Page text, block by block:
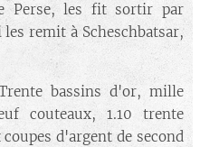
Perse, les fit sortir par
remit à Scheschbatsar,
bassins d'or, mille
couteaux, 1.10 trente
d'argent de second